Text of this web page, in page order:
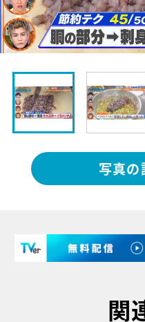
写真の
関